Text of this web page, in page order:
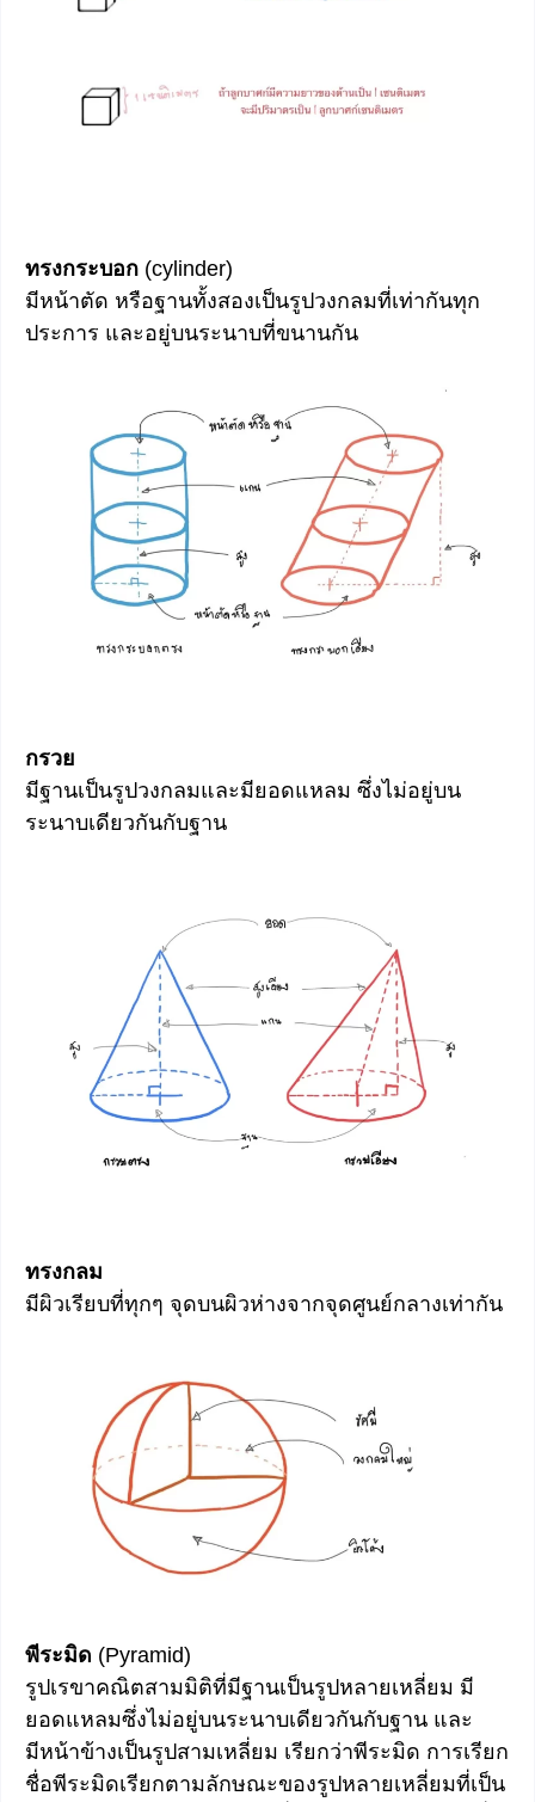
ทรงกระบอก (cylinder)
มีหน้าตัด หรือฐานทั้งสองเป็นรูปวงกลมที่เท่ากันทุก
ประการ และอยู่บนระนาบที่ขนานกัน
กรวย
มีฐานเป็นรูปวงกลมและมียอดแหลม ซึ่งไม่อยู่บน
ระนาบเดียวกันกับฐาน
ทรงกลม
มีผิวเรียบที่ทุกๆ จุดบนผิวห่างจากจุดศูนย์กลางเท่ากัน
พีระมิด (Pyramid)
รูปเรขาคณิตสามมิติที่มีฐานเป็นรูปหลายเหลี่ยม มี
ยอดแหลมซึ่งไม่อยู่บนระนาบเดียวกันกับฐาน และ
มีหน้าข้างเป็นรูปสามเหลี่ยม เรียกว่าพีระมิด การเรียก
ชื่อพีระมิดเรียกตามลักษณะของรูปหลายเหลี่ยมที่เป็น